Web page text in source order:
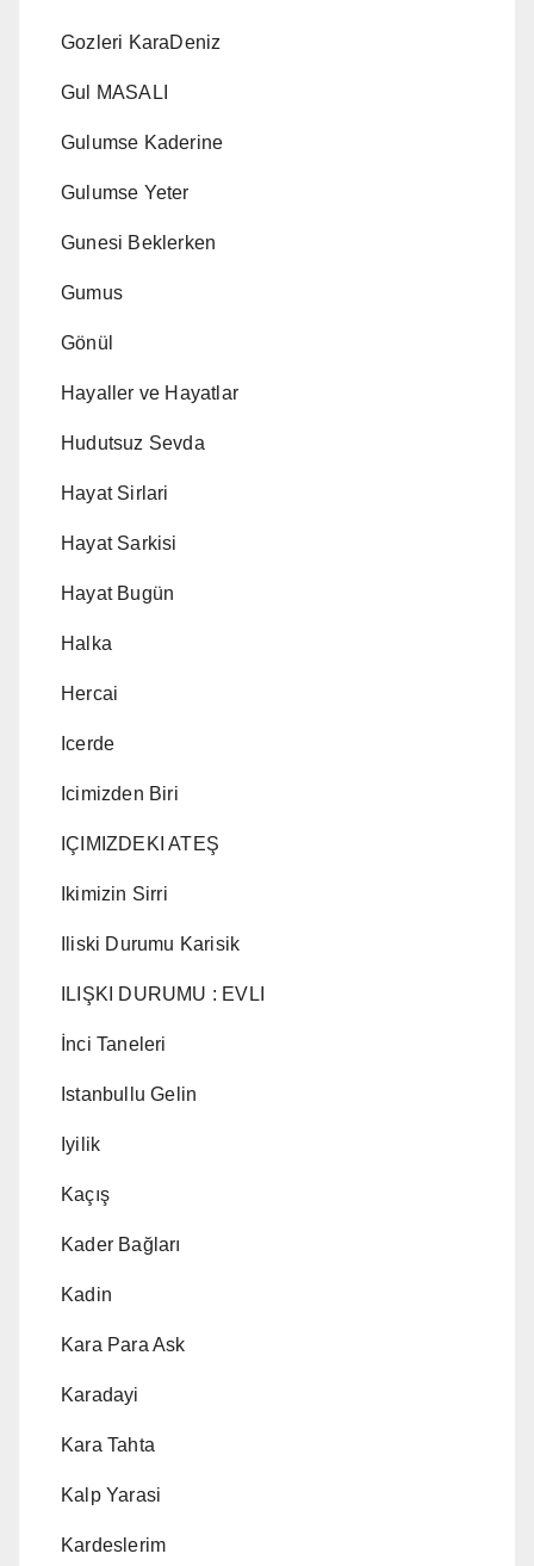
Gozleri KaraDeniz
Gul MASALI
Gulumse Kaderine
Gulumse Yeter
Gunesi Beklerken
Gumus
Gönül
Hayaller ve Hayatlar
Hudutsuz Sevda
Hayat Sirlari
Hayat Sarkisi
Hayat Bugün
Halka
Hercai
Icerde
Icimizden Biri
IÇIMIZDEKI ATEŞ
Ikimizin Sirri
Iliski Durumu Karisik
ILIŞKI DURUMU : EVLI
İnci Taneleri
Istanbullu Gelin
Iyilik
Kaçış
Kader Bağları
Kadin
Kara Para Ask
Karadayi
Kara Tahta
Kalp Yarasi
Kardeslerim